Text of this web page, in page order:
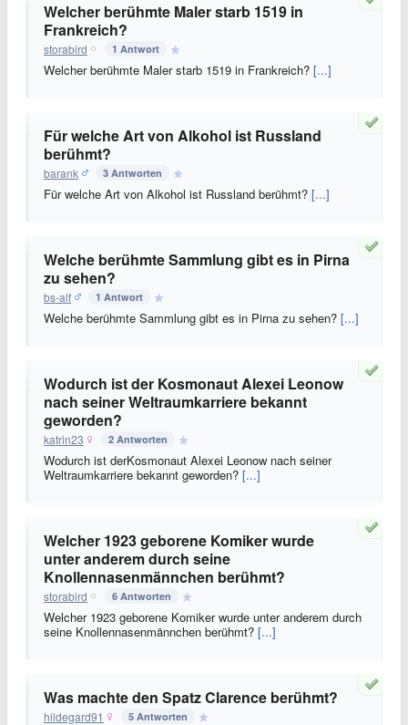
Welcher berühmte Maler starb 1519 in
Frankreich?
storabird 1 Antwort
Welcher berühmte Maler starb 1519 in Frankreich? [...]
Für welche Art von Alkohol ist Russland
berühmt?
barank 3 Antworten
Für welche Art von Alkohol ist Russland berühmt? [...]
Welche berühmte Sammlung gibt es in Pirna
zu sehen?
bs-alf 1 Antwort
Welche berühmte Sammlung gibt es in Pirna zu sehen? [...]
Wodurch ist der Kosmonaut Alexei Leonow
nach seiner Weltraumkarriere bekannt
geworden?
katrin23 2 Antworten
Wodurch ist derKosmonaut Alexei Leonow nach seiner
Weltraumkarriere bekannt geworden? [...]
Welcher 1923 geborene Komiker wurde
unter anderem durch seine
Knollennasenmännchen berühmt?
storabird 6 Antworten
Welcher 1923 geborene Komiker wurde unter anderem durch
seine Knollennasenmännchen berühmt? [...]
Was machte den Spatz Clarence berühmt?
hildegard91 5 Antworten